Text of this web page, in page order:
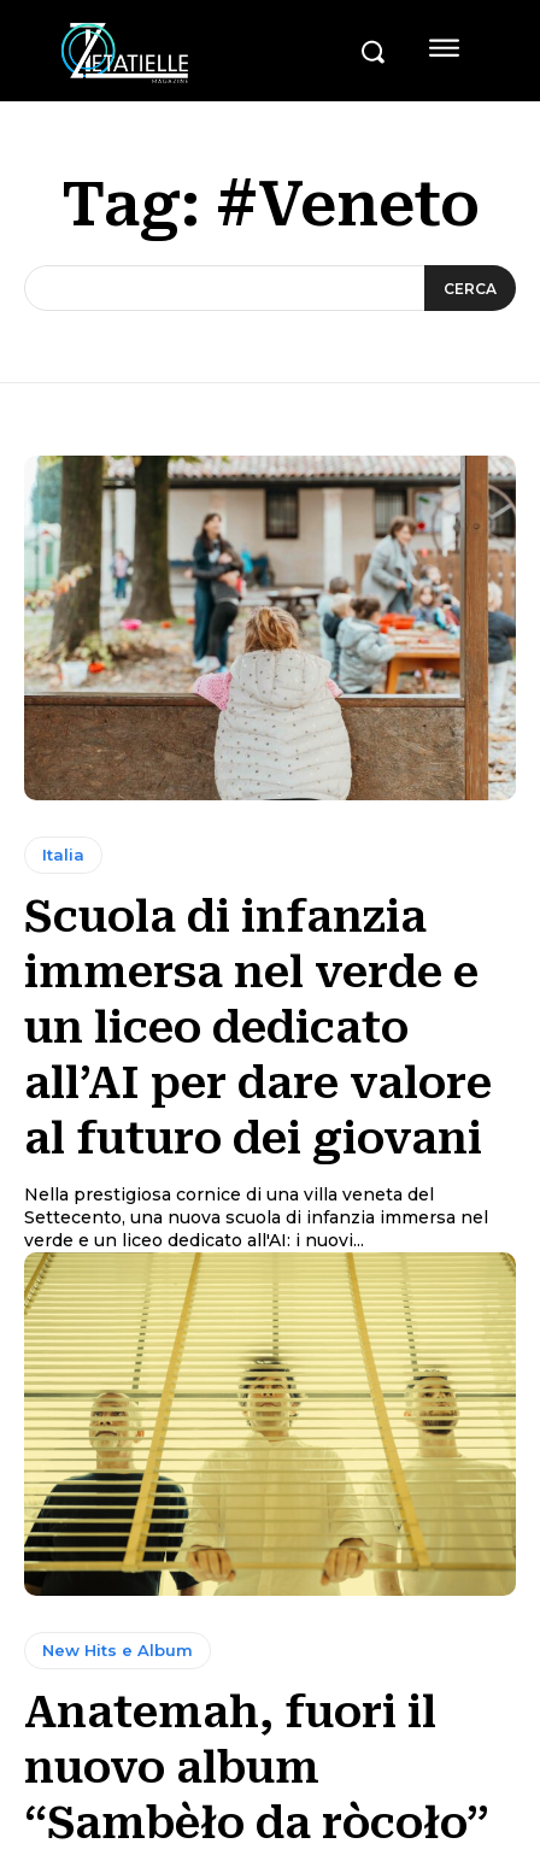
Tag: #Veneto
CERCA
Italia
Scuola di infanzia
immersa nel verde e
un liceo dedicato
all’AI per dare valore
al futuro dei giovani
Nella prestigiosa cornice di una villa veneta del
Settecento, una nuova scuola di infanzia immersa nel
verde e un liceo dedicato all'AI: i nuovi...
New Hits e Album
Anatemah, fuori il
nuovo album
“Sambèło da ròcoło”